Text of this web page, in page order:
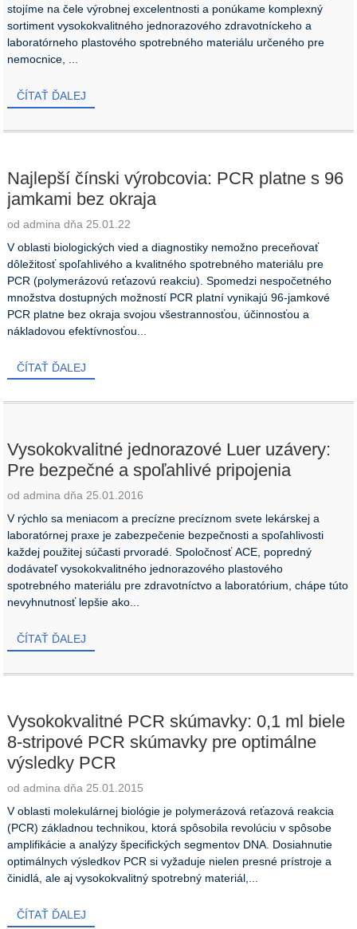
stojíme na čele výrobnej excelentnosti a ponúkame komplexný
sortiment vysokokvalitného jednorazového zdravotníckeho a
laboratórneho plastového spotrebného materiálu určeného pre
nemocnice, ...
ČÍTAŤ ĎALEJ
Najlepší čínski výrobcovia: PCR platne s 96
jamkami bez okraja
od admina dňa 25.01.22
V oblasti biologických vied a diagnostiky nemožno preceňovať
dôležitosť spoľahlivého a kvalitného spotrebného materiálu pre
PCR (polymerázovú reťazovú reakciu). Spomedzi nespočetného
množstva dostupných možností PCR platní vynikajú 96-jamkové
PCR platne bez okraja svojou všestrannosťou, účinnosťou a
nákladovou efektívnosťou...
ČÍTAŤ ĎALEJ
Vysokokvalitné jednorazové Luer uzávery:
Pre bezpečné a spoľahlivé pripojenia
od admina dňa 25.01.2016
V rýchlo sa meniacom a precízne precíznom svete lekárskej a
laboratórnej praxe je zabezpečenie bezpečnosti a spoľahlivosti
každej použitej súčasti prvoradé. Spoločnosť ACE, popredný
dodávateľ vysokokvalitného jednorazového plastového
spotrebného materiálu pre zdravotníctvo a laboratórium, chápe túto
nevyhnutnosť lepšie ako...
ČÍTAŤ ĎALEJ
Vysokokvalitné PCR skúmavky: 0,1 ml biele
8-stripové PCR skúmavky pre optimálne
výsledky PCR
od admina dňa 25.01.2015
V oblasti molekulárnej biológie je polymerázová reťazová reakcia
(PCR) základnou technikou, ktorá spôsobila revolúciu v spôsobe
amplifikácie a analýzy špecifických segmentov DNA. Dosiahnutie
optimálnych výsledkov PCR si vyžaduje nielen presné prístroje a
činidlá, ale aj vysokokvalitný spotrebný materiál,...
ČÍTAŤ ĎALEJ